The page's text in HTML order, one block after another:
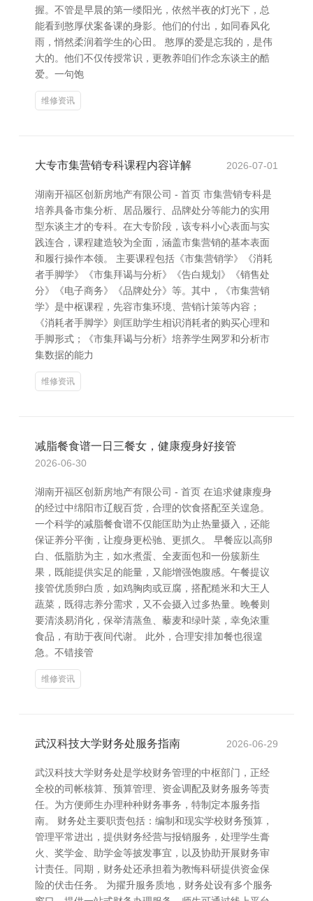
握。不管是早晨的第一缕阳光，依然半夜的灯光下，总
能看到憨厚伏案备课的身影。他们的付出，如同春风化
雨，悄然柔润着学生的心田。 憨厚的爱是忘我的，是伟
大的。他们不仅传授常识，更教养咱们作念东谈主的酷
爱。一句饱
维修资讯
大专市集营销专科课程内容详解 2026-07-01
湖南开福区创新房地产有限公司 - 首页 市集营销专科是
培养具备市集分析、居品履行、品牌处分等能力的实用
型东谈主才的专科。在大专阶段，该专科小心表面与实
践连合，课程建造较为全面，涵盖市集营销的基本表面
和履行操作本领。 主要课程包括《市集营销学》《消耗
者手脚学》《市集拜谒与分析》《告白规划》《销售处
分》《电子商务》《品牌处分》等。其中，《市集营销
学》是中枢课程，先容市集环境、营销计策等内容；
《消耗者手脚学》则匡助学生相识消耗者的购买心理和
手脚形式；《市集拜谒与分析》培养学生网罗和分析市
集数据的能力
维修资讯
减脂餐食谱一日三餐女，健康瘦身好接管
2026-06-30
湖南开福区创新房地产有限公司 - 首页 在追求健康瘦身
的经过中绵阳市辽舰百货，合理的饮食搭配至关遑急。
一个科学的减脂餐食谱不仅能匡助为止热量摄入，还能
保证养分平衡，让瘦身更松驰、更抓久。 早餐应以高卵
白、低脂肪为主，如水煮蛋、全麦面包和一份簇新生
果，既能提供实足的能量，又能增强饱腹感。午餐提议
接管优质卵白质，如鸡胸肉或豆腐，搭配糙米和大王人
蔬菜，既得志养分需求，又不会摄入过多热量。晚餐则
要清淡易消化，保举清蒸鱼、藜麦和绿叶菜，幸免浓重
食品，有助于夜间代谢。 此外，合理安排加餐也很遑
急。不错接管
维修资讯
武汉科技大学财务处服务指南 2026-06-29
武汉科技大学财务处是学校财务管理的中枢部门，正经
全校的司帐核算、预算管理、资金调配及财务服务等责
任。为方便师生办理种种财务事务，特制定本服务指
南。 财务处主要职责包括：编制和现实学校财务预算，
管理平常进出，提供财务经营与报销服务，处理学生膏
火、奖学金、助学金等披发事宜，以及协助开展财务审
计责任。同期，财务处还承担着为教悔科研提供资金保
险的伏击任务。 为擢升服务质地，财务处设有多个服务